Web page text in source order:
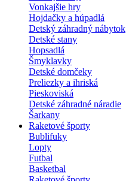
Vonkajšie hry
Hojdačky a húpadlá
Detský záhradný nábytok
Detské stany
Hopsadlá
Šmyklavky
Detské domčeky
Preliezky a ihriská
Pieskoviská
Detské záhradné náradie
Šarkany
Raketové športy
Bublifuky
Lopty
Futbal
Basketbal